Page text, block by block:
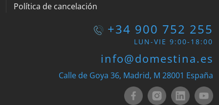
Política de cancelación
+34 900 752 255
LUN-VIE 9:00-18:00
info@domestina.es
Calle de Goya 36, Madrid, M 28001 España